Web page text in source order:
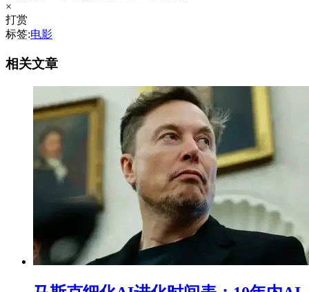
×
打赏
标签:电影
相关文章